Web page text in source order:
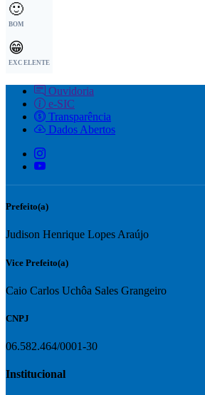
🙂
BOM
😁
EXCELENTE
Ouvidoria
e-SIC
Transparência
Dados Abertos
Prefeito(a)
Judison Henrique Lopes Araújo
Vice Prefeito(a)
Caio Carlos Uchôa Sales Grangeiro
CNPJ
06.582.464/0001-30
Institucional